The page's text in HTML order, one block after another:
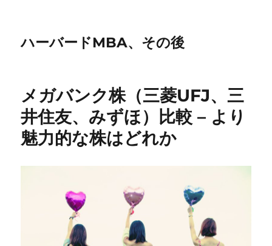
ハーバードMBA、その後
メガバンク株（三菱UFJ、三
井住友、みずほ）比較 – より
魅力的な株はどれか